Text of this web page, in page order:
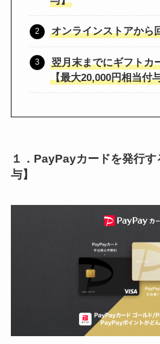
オンラインストアから
翌月末までにギフトカ
【最大20,000円相当付
１．PayPayカードを発行
与】